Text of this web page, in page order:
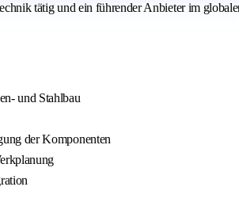
tätig und ein führender Anbieter im
und Stahlbau
der Komponenten